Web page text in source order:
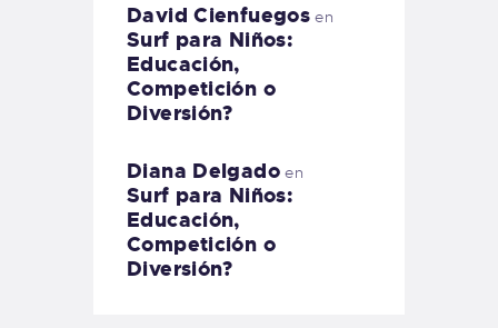
David Cienfuegos en
Surf para Niños:
Educación,
Competición o
Diversión?
Diana Delgadoen
Surf para Niños:
Educación,
Competición o
Diversión?